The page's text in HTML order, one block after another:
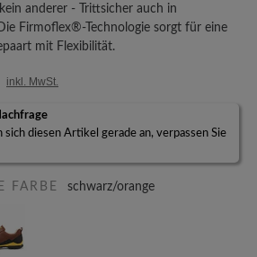
anderer - Trittsicher auch in
Firmoflex®-Technologie sorgt für eine
mit Flexibilität.
inkl. MwSt.
sich diesen Artikel gerade an, verpassen Sie
FARBE schwarz/orange